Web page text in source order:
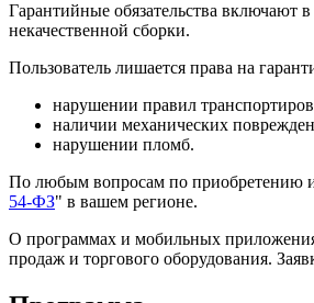
Гарантийные обязательства включают
некачественной сборки.
Пользователь лишается права на
нарушении правил
наличии механических
нарушении пломб.
По любым вопросам по приобретению и
54-ФЗ" в вашем регионе.
О программах и мобильных
продаж и торгового оборудования.